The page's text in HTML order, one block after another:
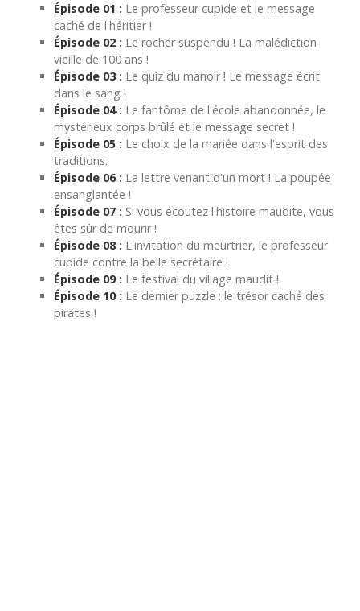
Épisode 01 : Le professeur cupide et le message
caché de l'héritier !
Épisode 02 : Le rocher suspendu ! La malédiction
vieille de 100 ans !
Épisode 03 : Le quiz du manoir ! Le message écrit
dans le sang !
Épisode 04 : Le fantôme de l'école abandonnée, le
mystérieux corps brûlé et le message secret !
Épisode 05 : Le choix de la mariée dans l'esprit des
traditions.
Épisode 06 : La lettre venant d'un mort ! La poupée
ensanglantée !
Épisode 07 : Si vous écoutez l'histoire maudite, vous
êtes sûr de mourir !
Épisode 08 : L'invitation du meurtrier, le professeur
cupide contre la belle secrétaire !
Épisode 09 : Le festival du village maudit !
Épisode 10 : Le dernier puzzle : le trésor caché des
pirates !